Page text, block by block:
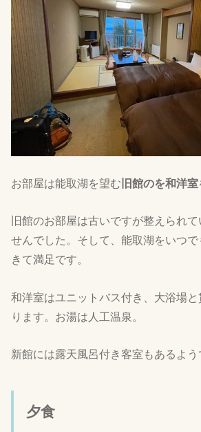
お部屋は能取湖を望む 旧館のを和洋室
旧館のお部屋は古いですが整えられ
せんでした。そして、能取湖をいつ
きて満足です。
和洋室はユニットバス付き、大浴場
ります。お湯は人工温泉。
新館には露天風呂付き客室もあるよう
夕食